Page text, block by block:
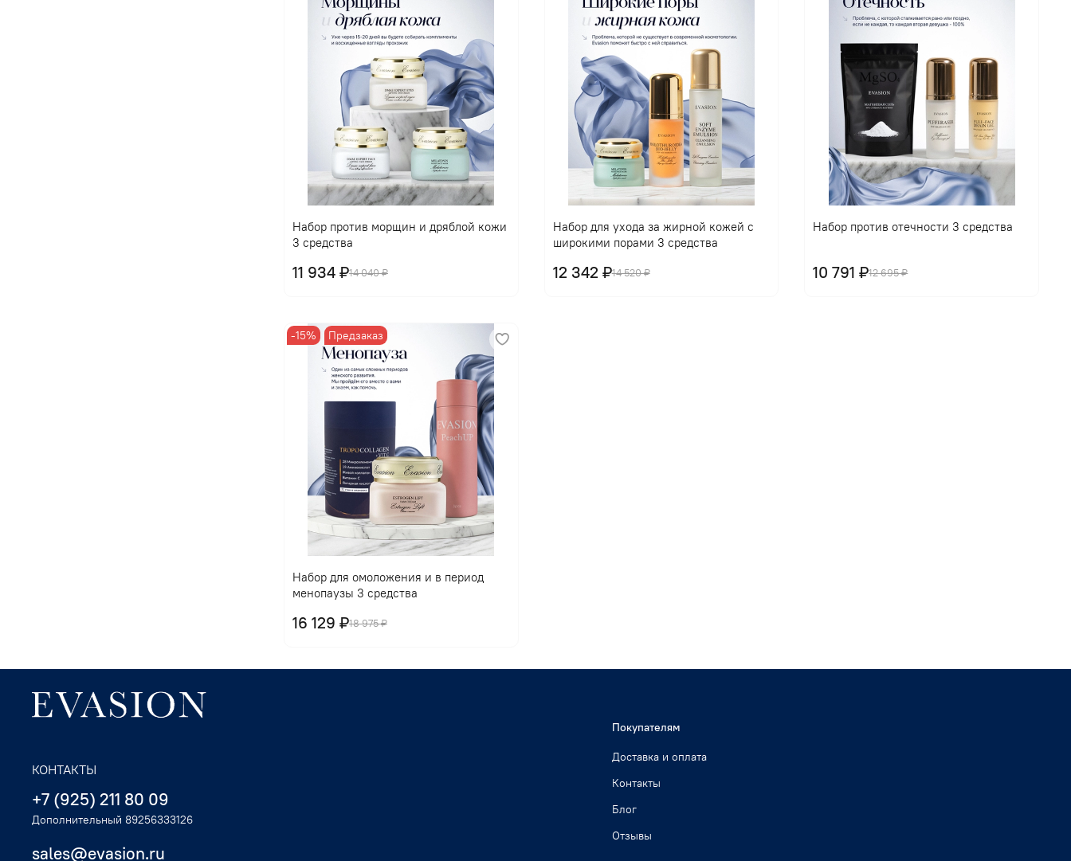
Набор против морщин и дряблой кожи
3 средства
14 040 ₽
11 934 ₽
В корзину
Набор для ухода за жирной кожей с
широкими порами 3 средства
14 520 ₽
12 342 ₽
В корзину
Набор против отечности 3 средства
12 695 ₽
10 791 ₽
-15% Предзаказ
Набор для омоложения и в период
менопаузы 3 средства
18 975 ₽
16 129 ₽
Покупателям
Доставка и оплата
Контакты
Блог
Отзывы
КОНТАКТЫ
+7 (925) 211 80 09
Дополнительный 89256333126
sales@evasion.ru